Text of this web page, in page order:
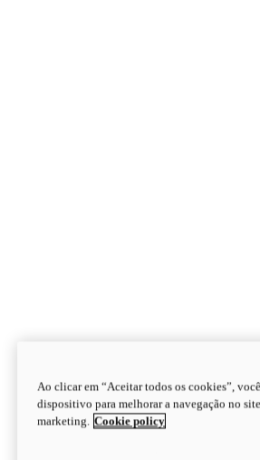
Ao clicar em “Aceitar todos os cookies”,
dispositivo para melhorar a navegação no
marketing. Cookie policy